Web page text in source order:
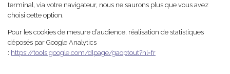
terminal, via votre navigateur, nous ne saurons plus que vous avez
choisi cette option.
Pour les cookies de mesure d’audience, réalisation de statistiques
déposés par Google Analytics
: https://tools.google.com/dlpage/gaoptout?hl=fr